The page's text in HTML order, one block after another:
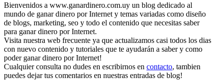
Bienvenidos a www.ganardinero.com.uy un blog dedicado al
mundo de ganar dinero por Internet y temas variadas como diseño
de blogs, marketing, seo y todo el contenido que necesitas saber
para ganar dinero por Internet.
Visita nuestra web frecuente ya que actualizamos casi todos los dias
con nuevo contenido y tutoriales que te ayudarán a saber y como
poder ganar dinero por Internet!
Cualquier consulta no dudes en escribirnos en contacto, tambien
puedes dejar tus comentarios en nuestras entradas de blog!